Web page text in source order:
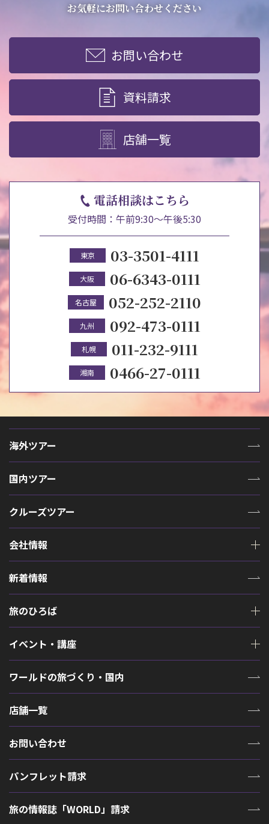
お気軽にお問い合わせください
お問い合わせ
資料請求
店舗一覧
電話相談はこちら
受付時間：午前9:30～午後5:30
東京 03-3501-4111
大阪 06-6343-0111
名古屋 052-252-2110
九州 092-473-0111
札幌 011-232-9111
湘南 0466-27-0111
海外ツアー
国内ツアー
クルーズツアー
会社情報
新着情報
旅のひろば
イベント・講座
ワールドの旅づくり・国内
店舗一覧
お問い合わせ
パンフレット請求
旅の情報誌「WORLD」請求